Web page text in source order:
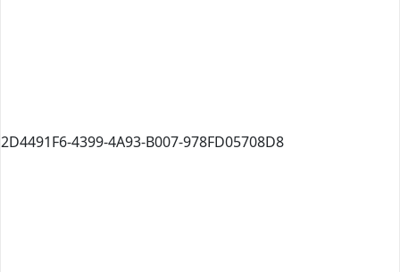
2D4491F6-4399-4A93-B007-978FD05708D8